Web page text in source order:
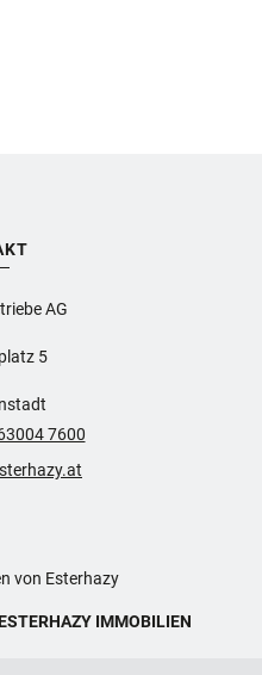
AG
5
7600
von Esterhazy
IMMOBILIEN